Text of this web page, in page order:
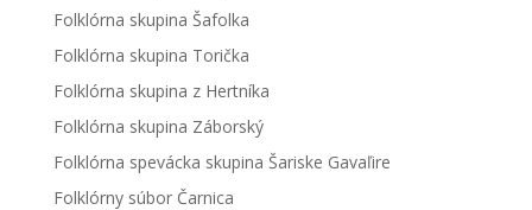
Folklórna skupina Šafolka
Folklórna skupina Torička
Folklórna skupina z Hertníka
Folklórna skupina Záborský
Folklórna spevácka skupina Šariske Gavaľire
Folklórny súbor Čarnica